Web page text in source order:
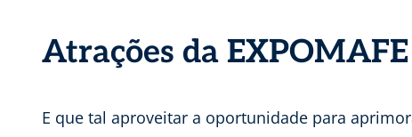
Atrações da
E que tal aproveitar a oportunidade para